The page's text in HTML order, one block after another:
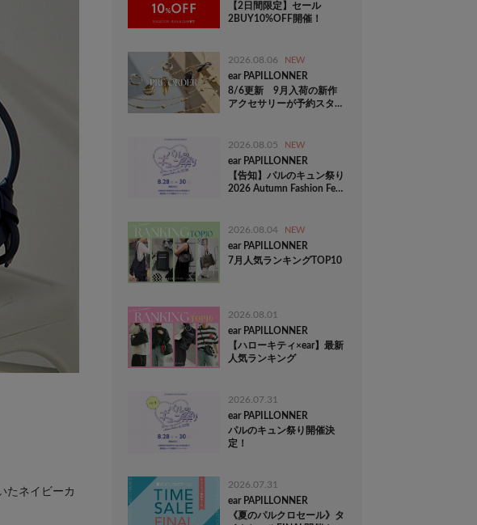
たネイビーカ
【2日間限定】セール
2BUY10%OFF開催！
2026.08.06 NEW
ear PAPILLONNER
8/6更新 9月入荷の新作
アクセサリーが予約スター
2026.08.05 NEW
ear PAPILLONNER
【告知】パルのキュン祭り
2026 Autumn Fashion Fes
2026.08.04 NEW
ear PAPILLONNER
7月人気ランキングTOP10
2026.08.01
ear PAPILLONNER
【ハローキティ×ear】最新
人気ランキング
2026.07.31
ear PAPILLONNER
パルのキュン祭り開催決
定！
2026.07.31
ear PAPILLONNER
《夏のパルクロセール》タ